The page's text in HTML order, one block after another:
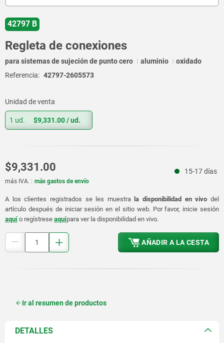
42797 B
Regleta de conexiones
para sistemas de sujeción de punto cero aluminio
oxidado
Referencia: 42797-2605573
Unidad de venta
1 ud. $9,331.00/ ud.
$9,331.00 15-17 días
más IVA. más gastos de envío
A los clientes registrados se les muestrala disponibilidad en vivo del
artículo después de iniciar sesión en el sitio web. Por favor, inicie sesión
aquí o regístrese aquípara ver la disponibilidad en vivo.
AÑADIR A LA CESTA
Ir al resumen de productos
DETALLES